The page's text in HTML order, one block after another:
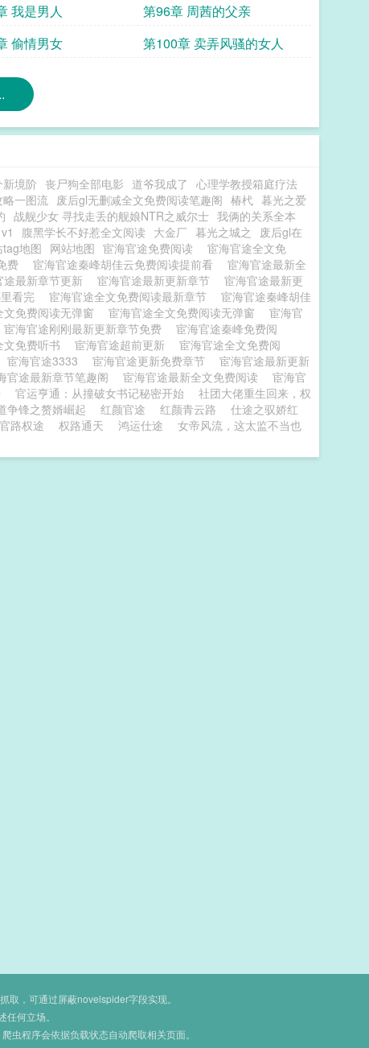
我是男人
第96章 周茜的父亲
偷情男女 第100章 卖弄风骚的女人
境阶 丧尸狗全部电影 道爷我成了 心理学教授箱庭疗法
一图流 废后gl无删减全文免费阅读笔趣阁 椿杙 暮光之爱
战舰少女 寻找走丢的舰娘NTR之威尔士 我俩的关系全本
腹黑学长不好惹全文阅读 大金厂 暮光之城之
废后gl在
tag地图 网站地图 宦海官途免费阅读
宦海官途全文免
费 宦海官途秦峰胡佳云免费阅读提前看
宦海官途最新全
途最新章节更新 宦海官途最新更新章节
宦海官途最新更
看完 宦海官途全文免费阅读最新章节
宦海官途秦峰胡佳
免费阅读无弹窗 宦海官途全文免费阅读无弹窗
宦海官
宦海官途刚刚最新更新章节免费
宦海官途秦峰免费阅
免费听书 宦海官途超前更新
宦海官途全文免费阅
宦海官途3333 宦海官途更新免费章节
宦海官途最新更新
官途最新章节笔趣阁 宦海官途最新全文免费阅读
宦海官
官运亨通：从撞破女书记秘密开始
社团大佬重生回来，权
争锋之赘婿崛起 红颜官途 红颜青云路
仕途之驭娇红
官路权途 权路通天 鸿运仕途
女帝风流，这太监不当也
，可通过屏蔽novelspider字段实现。
何立场。
虫程序会依据负载状态自动爬取相关页面。